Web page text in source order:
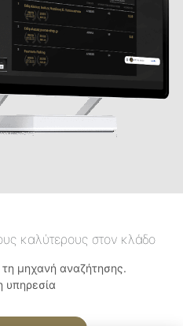
καλύτερους στον κλάδο
μηχανή αναζήτησης.
υπηρεσία